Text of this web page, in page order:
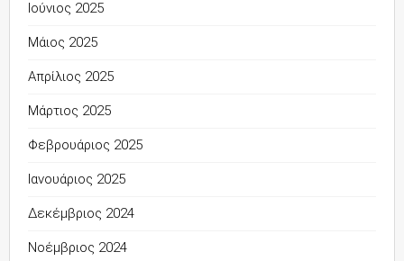
Ιούνιος 2025
Μάιος 2025
Απρίλιος 2025
Μάρτιος 2025
Φεβρουάριος 2025
Ιανουάριος 2025
Δεκέμβριος 2024
Νοέμβριος 2024